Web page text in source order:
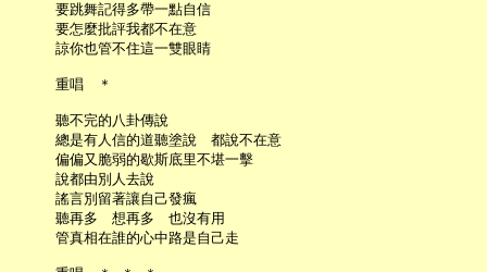
     要跳舞記得多帶一點自信
     要怎麼批評我都不在意
     諒你也管不住這一雙眼睛
     重唱　＊
     聽不完的八卦傳說
     總是有人信的道聽塗說　都說不在意
     偏偏又脆弱的歇斯底里不堪一擊
     說都由別人去說
     謠言別留著讓自己發瘋
     聽再多　想再多　也沒有用
     管真相在誰的心中路是自己走